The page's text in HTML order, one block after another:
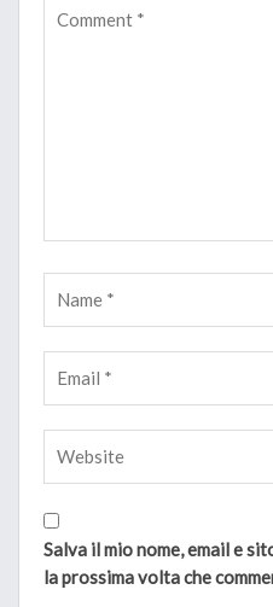
Salva il mio nome, email e
la prossima volta che